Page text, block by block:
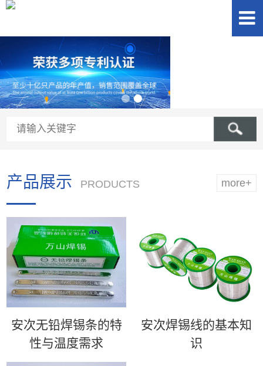
more+
产品展示 PRODUCTS
安次无铅焊锡条的特
性与温度需求
安次​焊锡线的基本知
识